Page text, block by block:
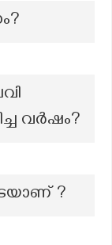
വർഷം?
?